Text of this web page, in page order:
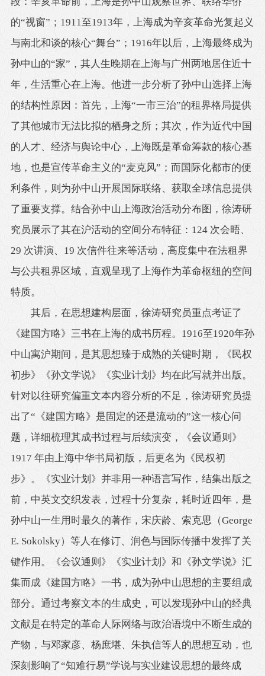
的“视窗”；1911至1913年，上海成为辛亥革命光复起义
与南北和谈的核心“舞台”；1916年以后，上海最终成为
孙中山的“家”，其人生晚期在上海与广州两地居住近十
年，生活重心在上海。他进一步分析了孙中山选择上海
的结构性原因：首先，上海“一市三治”的租界格局提供
了其他城市无法比拟的栖身之所；其次，作为近代中国
的人才、经济与舆论中心，上海既是革命筹款的核心基
地，也是宣传革命主义的“麦克风”；而国际化都市的便
利条件，则为孙中山开展国际联络、获取全球信息提供
了重要支撑。结合孙中山上海政治活动分布图，徐涛研
究员展示了其在沪活动的空间分布特征：124 次会晤、
29 次讲演、19 次信件往来等活动，高度集中在法租界
与公共租界区域，直观呈现了上海作为革命枢纽的空间
特质。
其后，在思想建构层面，徐涛研究员重点考证了
《建国方略》三书在上海的成书历程。1916至1920年孙
中山寓沪期间，是其思想臻于成熟的关键时期，《民权
初步》《孙文学说》《实业计划》均在此写就并出版。
针对以往研究偏重文本内容分析的不足，徐涛研究员提
出了“《建国方略》是固定的还是流动的”这一核心问
题，详细梳理其成书过程与后续演变，《会议通则》
1917 年由上海中华书局初版，后更名为《民权初
步》。《实业计划》并非用一种语言写作，结集出版之
前，中英文交织发表，过程十分复杂，耗时近四年，是
孙中山一生用时最久的著作，宋庆龄、索克思（George
E. Sokolsky）等人在修订、润色与国际传播中发挥了关
键作用。《会议通则》《实业计划》和《孙文学说》汇
集而成《建国方略》一书，成为孙中山思想的主要组成
部分。通过考察文本的生成史，可以发现孙中山的经典
文献是在特定的革命人际网络与政治语境中不断生成的
产物，与邓家彦、杨庶堪、朱执信等人的思想互动，也
深刻影响了“知难行易”学说与实业建设思想的最终成